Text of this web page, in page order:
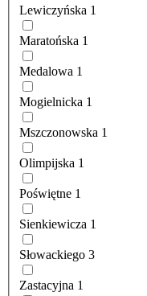
Lewiczyńska 1
Maratońska 1
Medalowa 1
Mogielnicka 1
Mszczonowska 1
Olimpijska 1
Poświętne 1
Sienkiewicza 1
Słowackiego 3
Zastacyjna 1